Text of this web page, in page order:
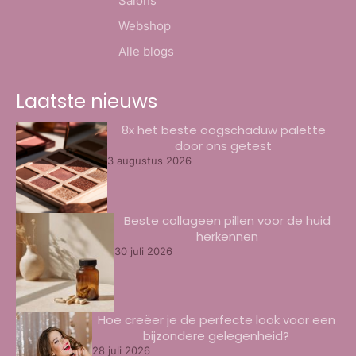
Webshop
Alle blogs
Laatste nieuws
8x het beste oogschaduw palette
door ons getest
3 augustus 2026
Beste collageen pillen voor de huid
herkennen
30 juli 2026
Hoe creëer je de perfecte look voor een
bijzondere gelegenheid?
28 juli 2026